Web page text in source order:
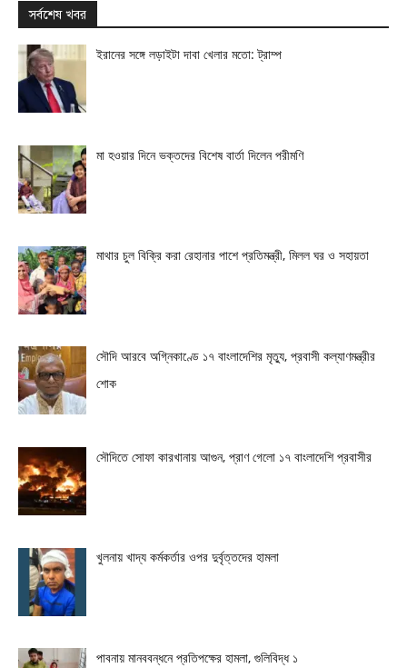
সর্বশেষ খবর
ইরানের সঙ্গে লড়াইটা দাবা খেলার মতো: ট্রাম্প
মা হওয়ার দিনে ভক্তদের বিশেষ বার্তা দিলেন পরীমণি
মাথার চুল বিক্রি করা রেহানার পাশে প্রতিমন্ত্রী, মিলল ঘর ও সহায়তা
সৌদি আরবে অগ্নিকাণ্ডে ১৭ বাংলাদেশির মৃত্যু, প্রবাসী কল্যাণমন্ত্রীর
শোক
সৌদিতে সোফা কারখানায় আগুন, প্রাণ গেলো ১৭ বাংলাদেশি প্রবাসীর
খুলনায় খাদ্য কর্মকর্তার ওপর দুর্বৃত্তদের হামলা
পাবনায় মানববন্ধনে প্রতিপক্ষের হামলা, গুলিবিদ্ধ ১